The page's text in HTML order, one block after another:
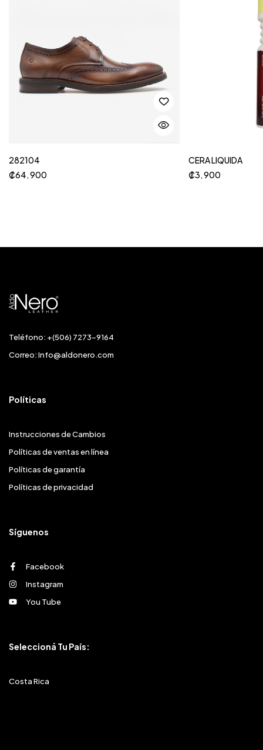
282104
₡64, 900
CERA LIQUIDA
₡3, 900
Teléfono: +(506) 7273-9164
Correo:Info@aldonero.com
Políticas
Instrucciones de Cambios
Políticas de ventas en línea
Políticas de garantía
Políticas de privacidad
Síguenos
Facebook
Instagram
You Tube
Seleccioná Tu País:
Costa Rica